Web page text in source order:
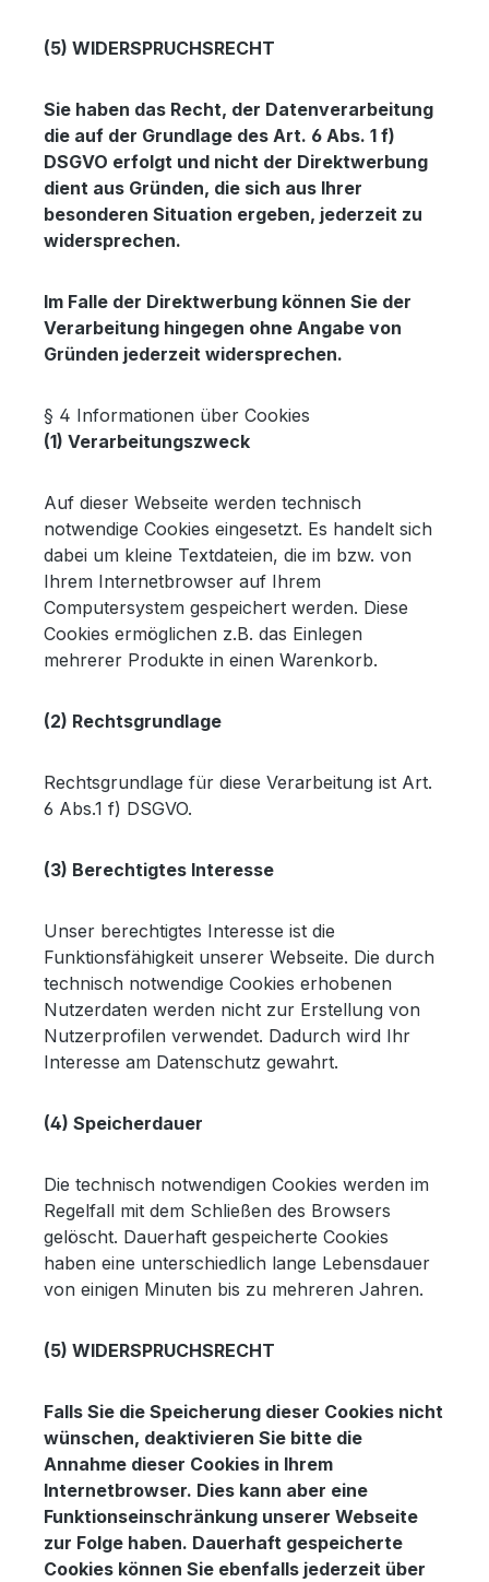
(5) WIDERSPRUCHSRECHT
Sie haben das Recht, der Datenverarbeitung
die auf der Grundlage des Art. 6 Abs. 1 f)
DSGVO erfolgt und nicht der Direktwerbung
dient aus Gründen, die sich aus Ihrer
besonderen Situation ergeben, jederzeit zu
widersprechen.
Im Falle der Direktwerbung können Sie der
Verarbeitung hingegen ohne Angabe von
Gründen jederzeit widersprechen.
§ 4 Informationen über Cookies
(1) Verarbeitungszweck
Auf dieser Webseite werden technisch
notwendige Cookies eingesetzt. Es handelt sich
dabei um kleine Textdateien, die im bzw. von
Ihrem Internetbrowser auf Ihrem
Computersystem gespeichert werden. Diese
Cookies ermöglichen z.B. das Einlegen
mehrerer Produkte in einen Warenkorb.
(2) Rechtsgrundlage
Rechtsgrundlage für diese Verarbeitung ist Art.
6 Abs.1 f) DSGVO.
(3) Berechtigtes Interesse
Unser berechtigtes Interesse ist die
Funktionsfähigkeit unserer Webseite. Die durch
technisch notwendige Cookies erhobenen
Nutzerdaten werden nicht zur Erstellung von
Nutzerprofilen verwendet. Dadurch wird Ihr
Interesse am Datenschutz gewahrt.
(4) Speicherdauer
Die technisch notwendigen Cookies werden im
Regelfall mit dem Schließen des Browsers
gelöscht. Dauerhaft gespeicherte Cookies
haben eine unterschiedlich lange Lebensdauer
von einigen Minuten bis zu mehreren Jahren.
(5) WIDERSPRUCHSRECHT
Falls Sie die Speicherung dieser Cookies nicht
wünschen, deaktivieren Sie bitte die
Annahme dieser Cookies in Ihrem
Internetbrowser. Dies kann aber eine
Funktionseinschränkung unserer Webseite
zur Folge haben. Dauerhaft gespeicherte
Cookies können Sie ebenfalls jederzeit über